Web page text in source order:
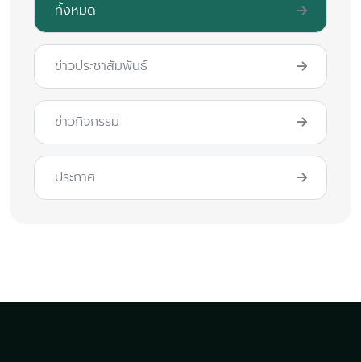
ทั้งหมด
ข่าวประชาสัมพันธ์
ข่าวกิจกรรม
ประกาศ